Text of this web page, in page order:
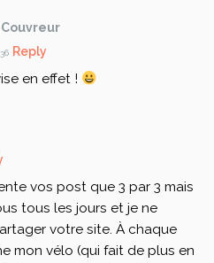
Reply
en effet !
vos post que 3 par 3 mais
tous les jours et je ne
votre site. À chaque
mon vélo (qui fait de plus en